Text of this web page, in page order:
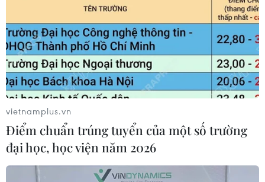
RSS
Hỗ trợ
Ngôn ngữ
TTXVN
Dịch vụ tin
Quảng cáo
Liên hệ
Giấy phép số: 1374/GP-BTTTT do Bộ Thông tin và Truyền thông
cấp ngày 11/9/2008.
vietnamplus.vn
Điểm chuẩn trúng tuyển của một số trường
đại học, học viện năm 2026